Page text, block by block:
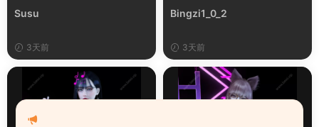
Susu
3天前
Bingzi1_0_2
3天前